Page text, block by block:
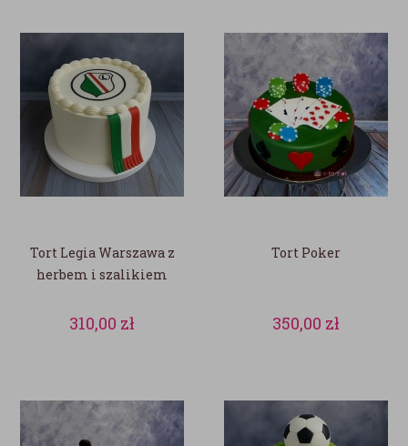
Tort Legia Warszawa z
herbem i szalikiem
310,00 zł
Tort Poker
350,00 zł